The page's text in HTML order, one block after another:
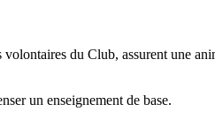
volontaires du Club, assurent une
un enseignement de base.